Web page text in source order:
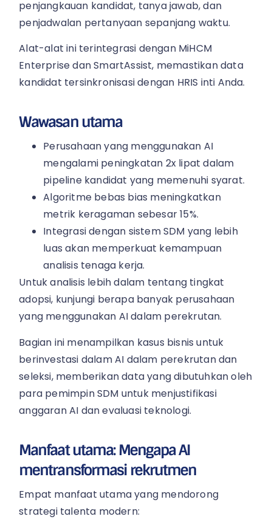
penjangkauan kandidat, tanya jawab, dan
penjadwalan pertanyaan sepanjang waktu.
Alat-alat ini terintegrasi dengan MiHCM
Enterprise dan SmartAssist, memastikan data
kandidat tersinkronisasi dengan HRIS inti Anda.
Wawasan utama
Perusahaan yang menggunakan AI
mengalami peningkatan 2x lipat dalam
pipeline kandidat yang memenuhi syarat.
Algoritme bebas bias meningkatkan
metrik keragaman sebesar 15%.
Integrasi dengan sistem SDM yang lebih
luas akan memperkuat kemampuan
analisis tenaga kerja.
Untuk analisis lebih dalam tentang tingkat
adopsi, kunjungi berapa banyak perusahaan
yang menggunakan AI dalam perekrutan.
Bagian ini menampilkan kasus bisnis untuk
berinvestasi dalam AI dalam perekrutan dan
seleksi, memberikan data yang dibutuhkan oleh
para pemimpin SDM untuk menjustifikasi
anggaran AI dan evaluasi teknologi.
Manfaat utama: Mengapa AI
mentransformasi rekrutmen
Empat manfaat utama yang mendorong
strategi talenta modern: